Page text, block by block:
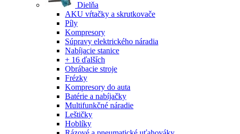
Dielňa
AKU vŕtačky a skrutkovače
Píly
Kompresory
Súpravy elektrického náradia
Nabíjacie stanice
+ 16 ďalších
Obrábacie stroje
Frézky
Kompresory do auta
Batérie a nabíjačky
Multifunkčné náradie
Leštičky
Hoblíky